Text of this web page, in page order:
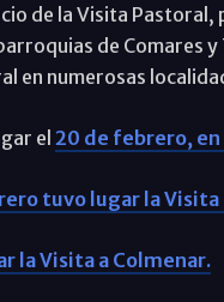
de la Visita
de Comares
en numerosas
el 20 de febrero, en
tuvo lugar la
la Visita a Colmenar.